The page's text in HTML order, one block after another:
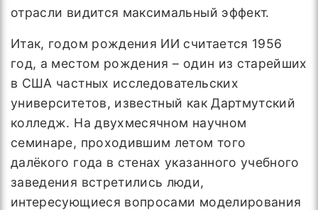
отрасли видится максимальный эффект.
Итак, годом рождения ИИ считается 1956
год, а местом рождения – один из старейших
в США частных исследовательских
университетов, известный как Дартмутский
колледж. На двухмесячном научном
семинаре, проходившим летом того
далёкого года в стенах указанного учебного
заведения встретились люди,
интересующиеся вопросами моделирования